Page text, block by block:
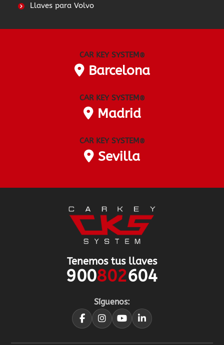
Llaves para Volvo
CAR KEY SYSTEM®
Barcelona
CAR KEY SYSTEM®
Madrid
CAR KEY SYSTEM®
Sevilla
Tenemos tus llaves
900802604
Síguenos: